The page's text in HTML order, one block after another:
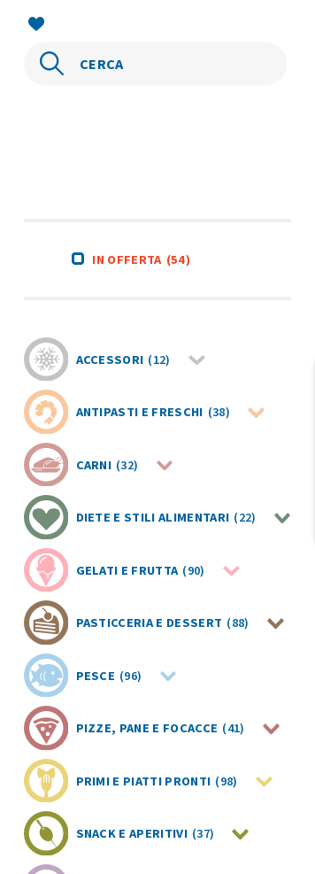
IN OFFERTA (54)
ACCESSORI (12)
ANTIPASTI E FRESCHI (38)
CARNI (32)
DIETE E STILI ALIMENTARI (22)
GELATI E FRUTTA (90)
PASTICCERIA E DESSERT (88)
PESCE (96)
PIZZE, PANE E FOCACCE (41)
PRIMI E PIATTI PRONTI (98)
SNACK E APERITIVI (37)